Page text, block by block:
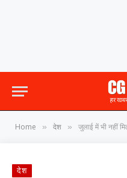
Home » देश » जुलाई में भी नहीं मिलेगी
देश